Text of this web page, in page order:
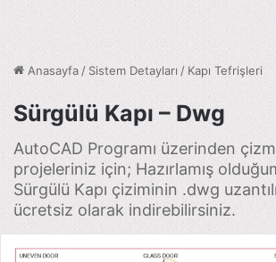
Anasayfa / Sistem Detayları / Kapı Tefrişleri
Sürgülü Kapı – Dwg
AutoCAD Programı üzerinden
projeleriniz için; Hazırlamış
Sürgülü Kapı çiziminin .dwg
ücretsiz olarak indirebilirsiniz.